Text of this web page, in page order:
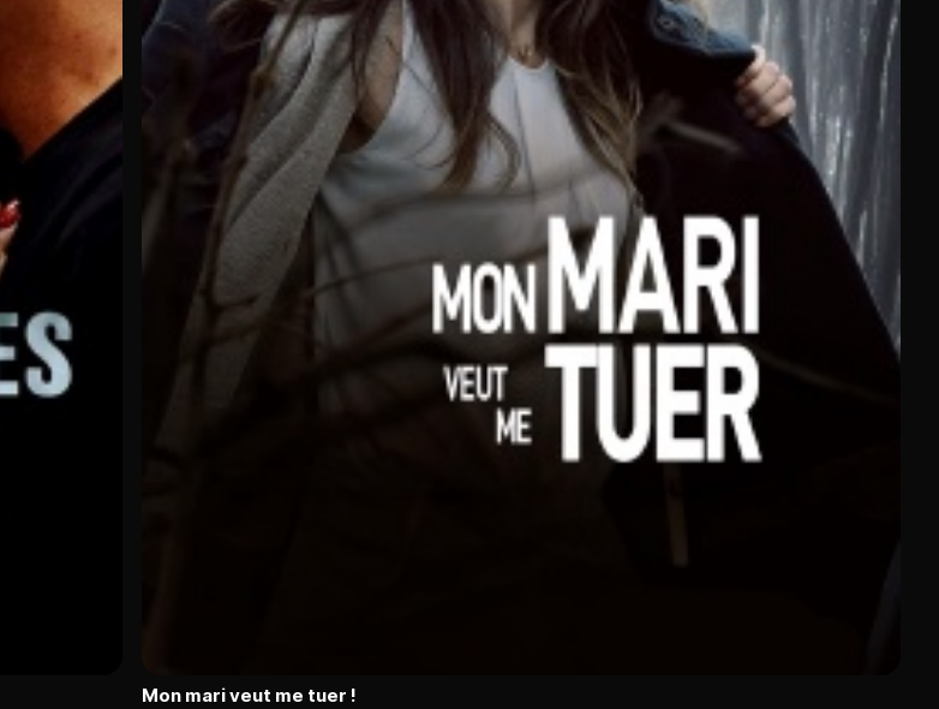
Mon mari veut me tuer !